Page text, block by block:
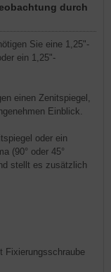
durch
Sie eine 1,25"-
ein 1,25"-
einen Zenitspiegel,
Einblick.
oder ein
(90° oder 45°
stellt es zusätzlich
Fixierungsschraube